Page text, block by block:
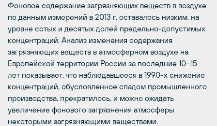
Фоновое содержание загрязняющих веществ в воздухе
по данным измерений в 2013 г. оставалось низким, на
уровне сотых и десятых долей предельно-допустимых
концентраций. Анализ изменения содержания
загрязняющих веществ в атмосферном воздухе на
Европейской территории России за последние 10–15
лет показывает, что наблюдавшееся в 1990-х снижение
концентраций, обусловленное спадом промышленного
производства, прекратилось, и можно ожидать
увеличение фонового загрязнения атмосферы
некоторыми загрязняющими веществами.